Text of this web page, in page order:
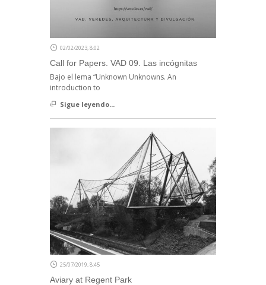
02/02/2023, 8:02
Call for Papers. VAD 09. Las incógnitas
Bajo el lema “Unknown Unknowns. An
introduction to
Sigue leyendo...
25/07/2019, 8:45
Aviary at Regent Park